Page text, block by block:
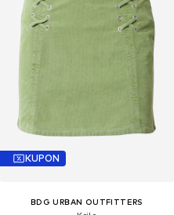
KUPON
BDG URBAN OUTFITTERS